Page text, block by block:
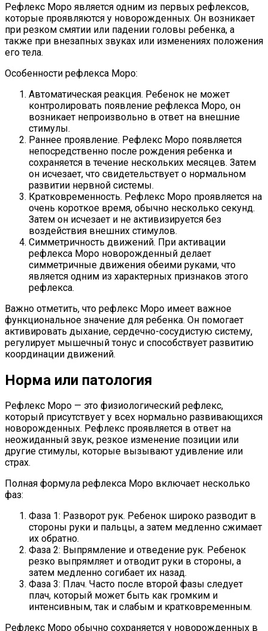
Рефлекс Моро является одним из первых рефлексов,
которые проявляются у новорожденных. Он возникает
при резком смятии или падении головы ребенка, а
также при внезапных звуках или изменениях положения
его тела.
Особенности рефлекса Моро:
Автоматическая реакция. Ребенок не может
контролировать появление рефлекса Моро, он
возникает непроизвольно в ответ на внешние
стимулы.
Раннее проявление. Рефлекс Моро появляется
непосредственно после рождения ребенка и
сохраняется в течение нескольких месяцев. Затем
он исчезает, что свидетельствует о нормальном
развитии нервной системы.
Кратковременность. Рефлекс Моро проявляется на
очень короткое время, обычно несколько секунд.
Затем он исчезает и не активизируется без
воздействия внешних стимулов.
Симметричность движений. При активации
рефлекса Моро новорожденный делает
симметричные движения обеими руками, что
является одним из характерных признаков этого
рефлекса.
Важно отметить, что рефлекс Моро имеет важное
функциональное значение для ребенка. Он помогает
активировать дыхание, сердечно-сосудистую систему,
регулирует мышечный тонус и способствует развитию
координации движений.
Норма или патология
Рефлекс Моро — это физиологический рефлекс,
который присутствует у всех нормально развивающихся
новорожденных. Рефлекс проявляется в ответ на
неожиданный звук, резкое изменение позиции или
другие стимулы, которые вызывают удивление или
страх.
Полная формула рефлекса Моро включает несколько
фаз:
Фаза 1: Разворот рук. Ребенок широко разводит в
стороны руки и пальцы, а затем медленно сжимает
их обратно.
Фаза 2: Выпрямление и отведение рук. Ребенок
резко выпрямляет и отводит руки в стороны, а
затем медленно согибает их назад.
Фаза 3: Плач. Часто после второй фазы следует
плач, который может быть как громким и
интенсивным, так и слабым и кратковременным.
Рефлекс Моро обычно сохраняется у новорожденных в